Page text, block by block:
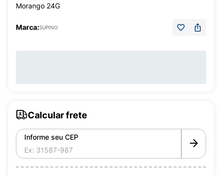
Morango 24G
Marca:SUPINO
Calcular frete
Informe seu CEP